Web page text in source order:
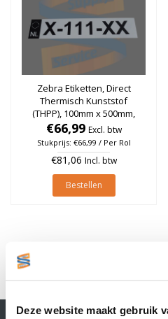
Deze website maakt gebruik
Zebra Etiketten, Direct
Thermisch Kunststof
(THPP), 100mm x 500mm,
Permanent, Kern 25mm, rol
à 121 stuks
€66,99 Excl. btw
Stukprijs: €66,99 / Per Rol
€81,06 Incl. btw
Bestellen